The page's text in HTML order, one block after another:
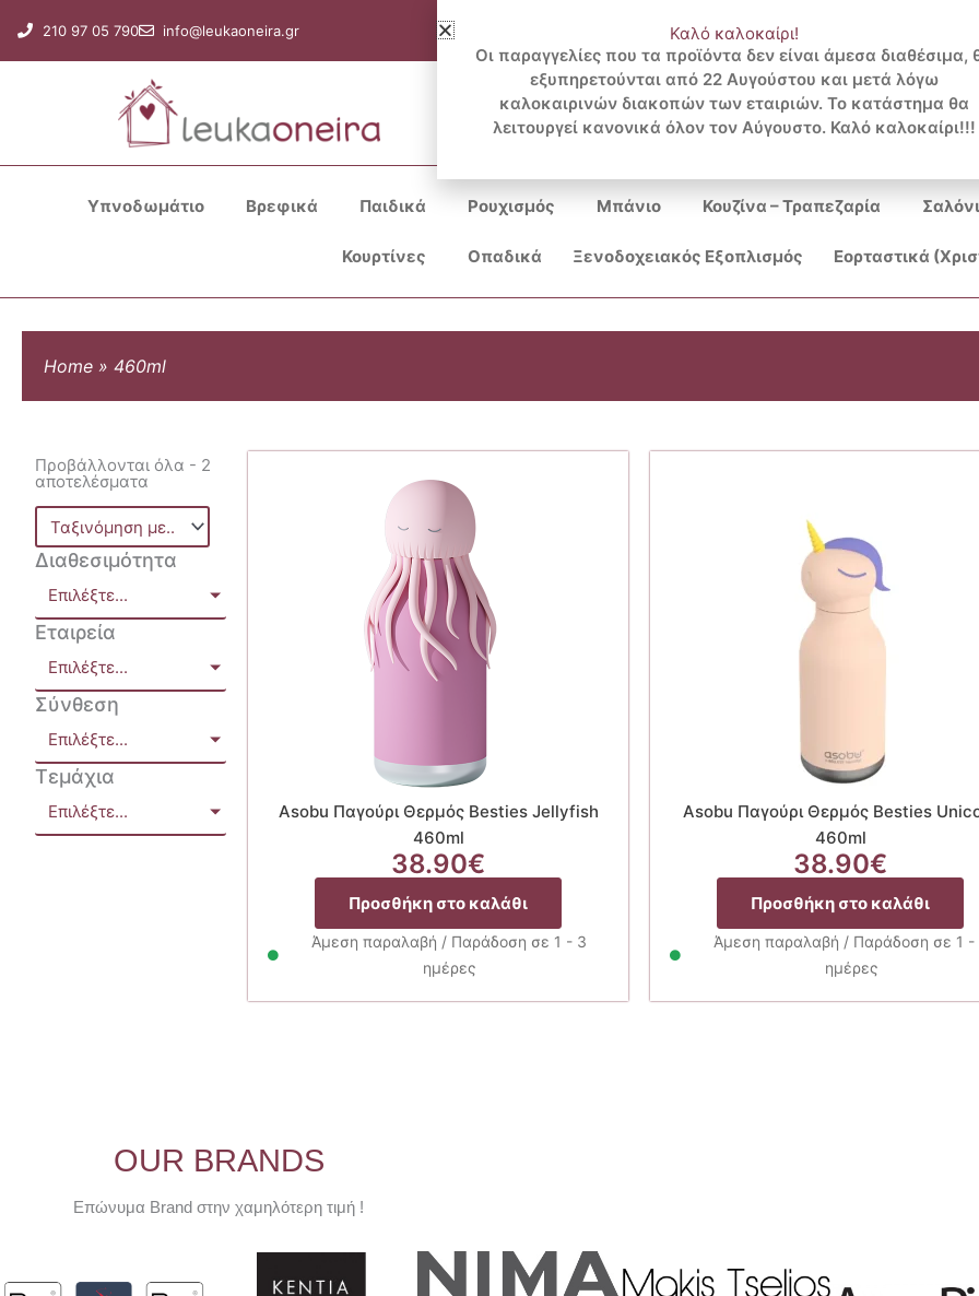
στο
περιεχόμενο
210 97 05 790 info@leukaoneira.gr
Search
...
Υπνοδωμάτιο Βρεφικά Παιδικά Ρουχισμός Μπάνιο Κουζίνα – Τραπεζαρία Σαλόνι
Κουρτίνες Οπαδικά Ξενοδοχειακός Εξοπλισμός Εορταστικά
Home » 460ml
Προβάλλονται όλα - 2
αποτελέσματα
Διαθεσιμότητα
Επιλέξτε...
Εταιρεία
Επιλέξτε...
Σύνθεση
Επιλέξτε...
Τεμάχια
Επιλέξτε...
Asobu Παγούρι Θερμός Besties Jellyfish
460ml
38.90€
Προσθήκη στο καλάθι
Άμεση παραλαβή / Παράδοση σε 1 - 3
ημέρες
Asobu Παγούρι Θερμός Besties
460ml
38.90€
Προσθήκη στο καλάθι
Άμεση παραλαβή / Παράδοση σε 1 -
ημέρες
OUR BRANDS
Επώνυμα Brand στην χαμηλότερη τιμή !
Καλό καλοκαίρι!
Οι παραγγελίες που τα προϊόντα δεν είναι άμεσα διαθέσιμα,
εξυπηρετούνται από 22 Αυγούστου και μετά λόγω
καλοκαιρινών διακοπών των εταιριών. Το κατάστημα θα
λειτουργεί κανονικά όλον τον Αύγουστο. Καλό καλοκαίρι!!!